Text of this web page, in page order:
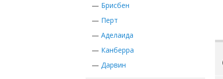
— Брисбен
— Перт
— Аделаида
— Канберра
— Дарвин